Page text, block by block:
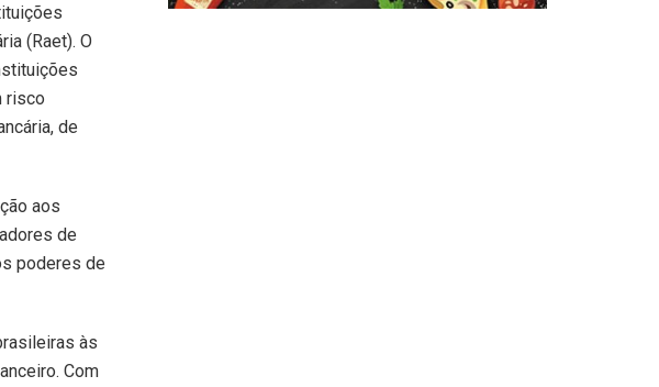
(Raet). O
risco
de
aos
de
poderes de
às
Com